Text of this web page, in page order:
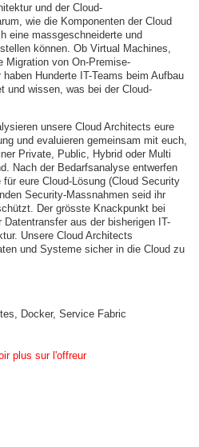
und der Cloud-
wie die Komponenten der Cloud
eine massgeschneiderte und
können. Ob Virtual Machines,
Migration von On-Premise-
Hunderte IT-Teams beim Aufbau
und wissen, was bei der Cloud-
unsere Cloud Architects eure
und evaluieren gemeinsam mit euch,
Private, Public, Hybrid oder Multi
Nach der Bedarfsanalyse entwerfen
eure Cloud-Lösung (Cloud Security
Security-Massnahmen seid ihr
Der grösste Knackpunkt bei
aus der bisherigen IT-
Unsere Cloud Architects
und Systeme sicher in die Cloud zu
Docker, Service Fabric
plus sur l'offreur